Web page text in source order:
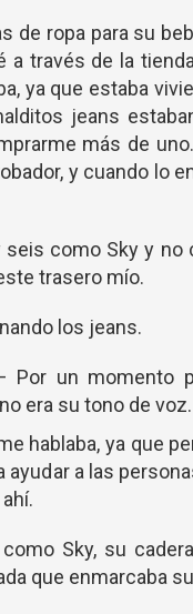
de ropa para su
a través de la
ya que estaba
jeans
más de
y cuando lo
como Sky y
trasero mío.
los jeans.
Por un momento
era su tono de voz.
hablaba, ya que
ayudar a las
Sky, su
que enmarcaba